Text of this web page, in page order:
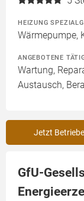
HEIZUNG
Wärmepumpe,
ANGEBOTENE
Wartung,
Austausch,
Jetzt
GfU-